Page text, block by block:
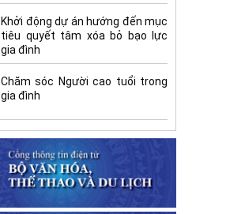
Khởi động dự án hướng đến mục
tiêu quyết tâm xóa bỏ bạo lực
gia đình
Chăm sóc Người cao tuổi trong
gia đình